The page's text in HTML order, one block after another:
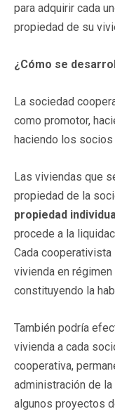
para adquirir cada
propiedad de su
¿Cómo se
La sociedad
como promotor,
haciendo los
Las viviendas que
propiedad de la
propiedad
procede a la
Cada
vivienda en
constituyendo la
También podría
vivienda a cada
cooperativa,
administración de
algunos proyectos